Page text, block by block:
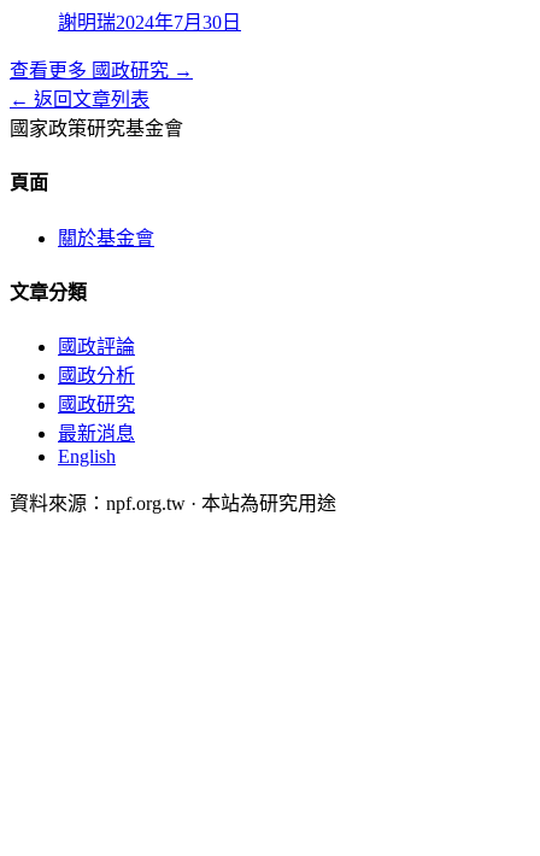
謝明瑞2024年7月30日
查看更多 國政研究 →
← 返回文章列表
國家政策研究基金會
頁面
關於基金會
文章分類
國政評論
國政分析
國政研究
最新消息
English
資料來源：npf.org.tw · 本站為研究用途